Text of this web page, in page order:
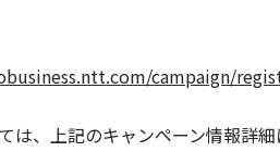
campaign/
、上記のキャンペーン情報詳細